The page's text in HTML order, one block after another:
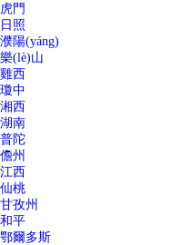
虎門
日照
濮陽(yáng)
樂(lè)山
雞西
瓊中
湘西
湖南
普陀
儋州
江西
仙桃
甘孜州
和平
鄂爾多斯